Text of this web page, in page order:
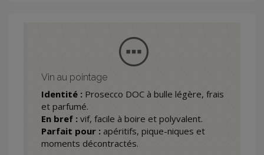
Vin au pointage
Identité : Prosecco DOC à bulle légère, frais
et parfumé.
En bref : vif, facile à boire et polyvalent.
Parfait pour : apéritifs, pique-niques et
moments décontractés.